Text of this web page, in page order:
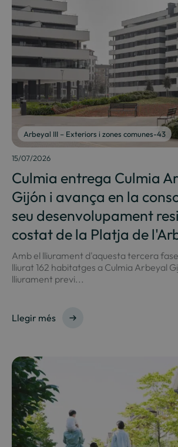
Arbeyal III – Exteriors i zones comunes-43
15/07/2026
Culmia entrega Culmia
Gijón i avança en la
seu desenvolupament
costat de la Platja de
Amb el lliurament d'aquesta tercera
lliurat 162 habitatges a Culmia Arbeyal
lliurament previ...
Llegir més